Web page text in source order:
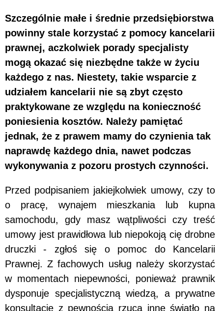
Szczególnie małe i średnie przedsiębiorstwa
powinny stale korzystać z pomocy kancelarii
prawnej, aczkolwiek porady specjalisty
mogą okazać się niezbędne także w życiu
każdego z nas. Niestety, takie wsparcie z
udziałem kancelarii nie są zbyt często
praktykowane ze względu na konieczność
poniesienia kosztów. Należy pamiętać
jednak, że z prawem mamy do czynienia tak
naprawdę każdego dnia, nawet podczas
wykonywania z pozoru prostych czynności.
Przed podpisaniem jakiejkolwiek umowy, czy to
o pracę, wynajem mieszkania lub kupna
samochodu, gdy masz wątpliwości czy treść
umowy jest prawidłowa lub niepokoją cię drobne
druczki - zgłoś się o pomoc do Kancelarii
Prawnej. Z fachowych usług należy skorzystać
w momentach niepewności, ponieważ prawnik
dysponuje specjalistyczną wiedzą, a prywatne
konsultacje z pewnością rzucą inne światło na